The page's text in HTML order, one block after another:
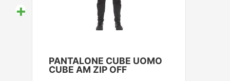
+
PANTALONE CUBE UOMO
CUBE AM ZIP OFF